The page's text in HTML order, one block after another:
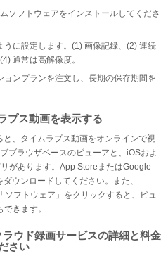
ソフトウェアをインストールしてくださ
に設定します。(1) 画像記録、(2) 連続
通常は高解像度。
ンプランを注文し、長期の保存期間を
プス動画を表示する
、タイムラプス動画をオンラインで視
ブラウザベースのビューアと、iOSおよ
があります。App StoreまたはGoogle
ウンロードしてください。また、
フトウェア」をクリックすると、ビュ
きます。
ウド録画サービスの詳細と料金
さい